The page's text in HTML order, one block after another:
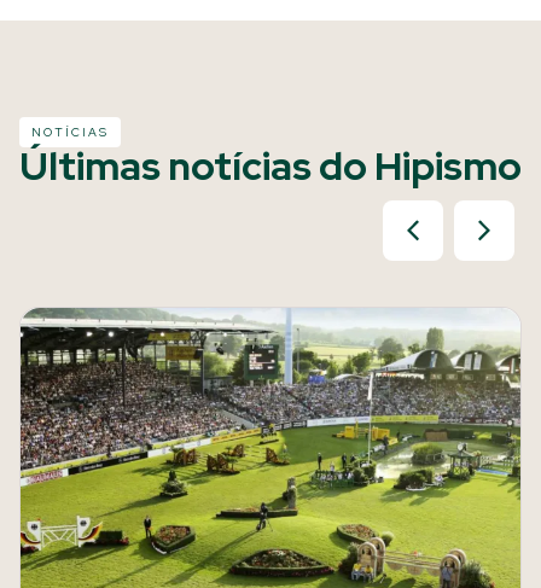
NOTÍCIAS
Últimas notícias do Hipismo